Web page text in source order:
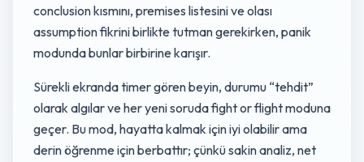
conclusion kısmını, premises listesini ve olası
assumption fikrini birlikte tutman gerekirken, panik
modunda bunlar birbirine karışır.
Sürekli ekranda timer gören beyin, durumu “tehdit”
olarak algılar ve her yeni soruda fight or flight moduna
geçer. Bu mod, hayatta kalmak için iyi olabilir ama
derin öğrenme için berbattır; çünkü sakin analiz, net